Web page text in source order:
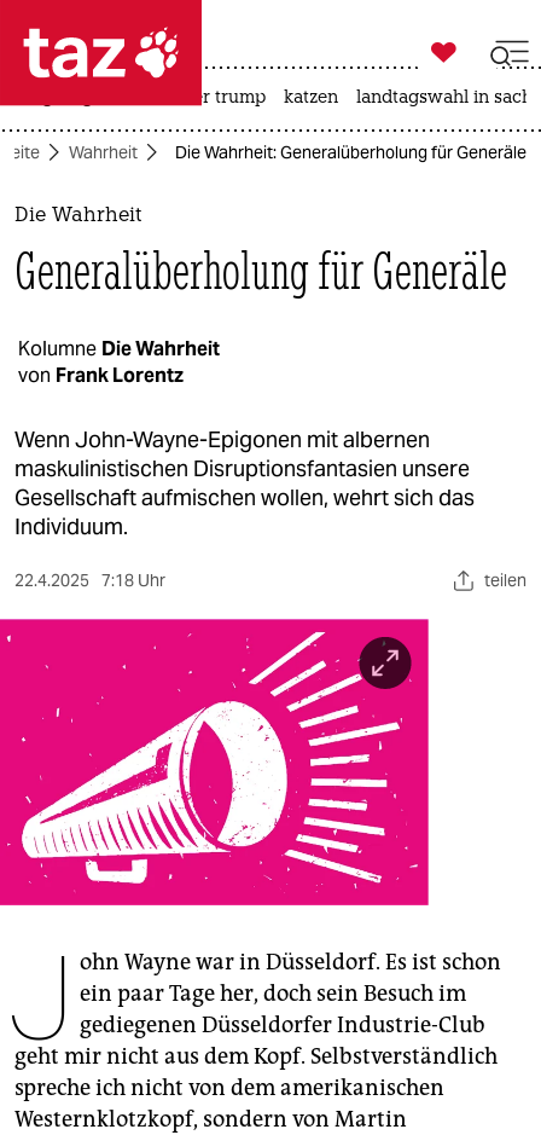
 taz zahl ich
taz zahl ich
themen
politik
gesellschaft
kultur
sport
berlin
nord
verlag
veranstaltungen
shop
fragen & hilfe
unterstützen
genossenschaft
epaper login

taz zahl ich
usa unter trump katzen landtagswahl in
Wahrheit Die Wahrheit: Generalüberholung für Generäle
Die Wahrheit
Generalüberholung für Generäle
Kolumne Die Wahrheit
von Frank Lorentz
Wenn John-Wayne-Epigonen mit albernen
maskulinistischen Disruptionsfantasien unsere
Gesellschaft aufmischen wollen, wehrt sich das
Individuum.
22.4.2025 7:18 Uhr teilen
J ohn Wayne war in Düsseldorf. Es ist schon
ein paar Tage her, doch sein Besuch im
gediegenen Düsseldorfer Industrie-Club
geht mir nicht aus dem Kopf. Selbstverständlich
spreche ich nicht von dem amerikanischen
Westernklotzkopf, sondern von Martin